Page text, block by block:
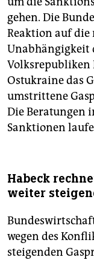
gehen. Die
Reaktion auf die
Unabhängigkeit
Volksrepubliken
Ostukraine das
umstrittene
Die Beratungen
Sanktionen
Habeck
weiter
wegen des
steigenden